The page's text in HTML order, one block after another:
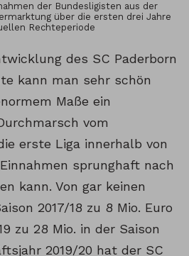
der Bundesligisten aus der
über die ersten drei Jahre
Rechteperiode
des SC Paderborn
kann man sehr schön
Maße ein
vom
erste Liga innerhalb von
sprunghaft nach
kann. Von gar keinen
2017/18 zu 8 Mio. Euro
zu 28 Mio. in der Saison
2019/20 hat der SC